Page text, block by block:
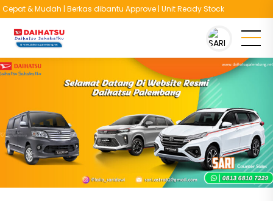
& Mudah | Berkas dibantu Approve | Unit Ready Stock
You are here :Beranda/Slide Gambar/Banner Daihatsu Palembang